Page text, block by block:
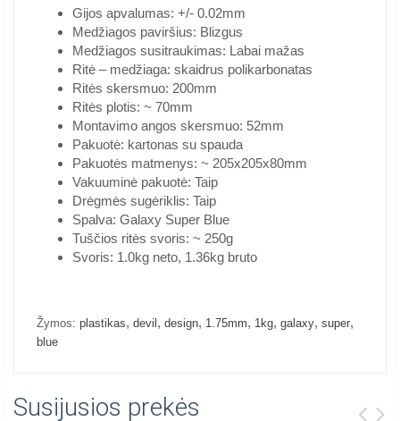
Gijos apvalumas: +/- 0.02mm
Medžiagos paviršius: Blizgus
Medžiagos susitraukimas: Labai mažas
Ritė – medžiaga: skaidrus polikarbonatas
Ritės skersmuo: 200mm
Ritės plotis: ~ 70mm
Montavimo angos skersmuo: 52mm
Pakuotė: kartonas su spauda
Pakuotės matmenys: ~ 205x205x80mm
Vakuuminė pakuotė: Taip
Drėgmės sugėriklis: Taip
Spalva: Galaxy Super Blue
Tuščios ritės svoris: ~ 250g
Svoris: 1.0kg neto, 1.36kg bruto
Žymos: plastikas, devil , design, 1.75mm, 1kg, galaxy, super,
blue
Susijusios prekės